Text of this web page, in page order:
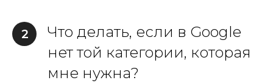
2
Что делать, если в Google
нет той категории, которая
мне нужна?